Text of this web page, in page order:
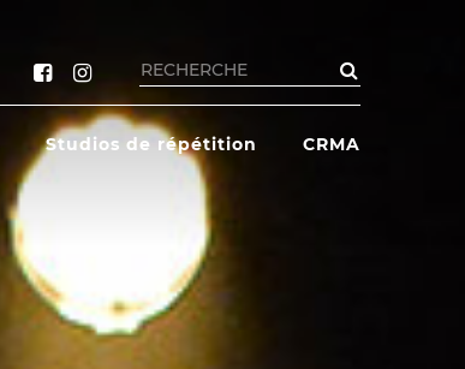
Rechercher
Studios de répétition CRMA